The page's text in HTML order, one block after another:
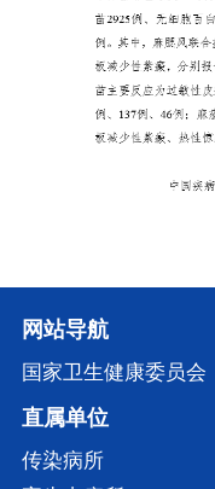
网站导航
国家卫生健康委员会
直属单位
传染病所